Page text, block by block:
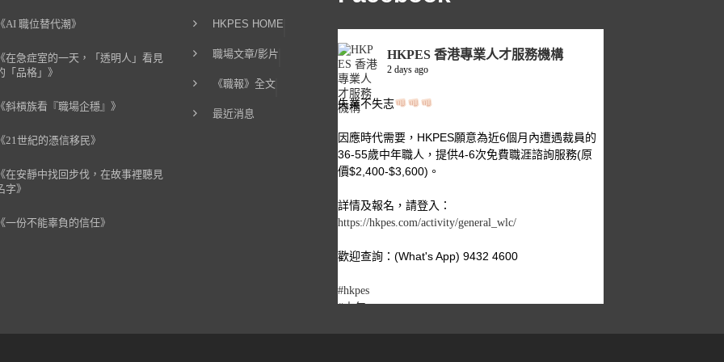
AI 職位替代潮》
在急症室的一天，「透明人」看見
「品格」》
斜槓族看『職場企穩』》
21世紀的憑信移民》
在安靜中找回步伐，在故事裡聽見
字》
一份不能辜負的信任》
HKPES HOME
職場文章/影片
《職報》全文
最近消息
HKPES 香港專業人才服務機構
2 days ago
失業不失志
因應時代需要，HKPES願意為近6個月內遭遇裁員的
36-55歲中年職人，提供4-6次免費職涯諮詢服務(原
價$2,400-$3,600)。
詳情及報名，請登入：
https://hkpes.com/activity/general_wlc/
歡迎查詢：(What's App) 9432 4600
#hkpes
#中年